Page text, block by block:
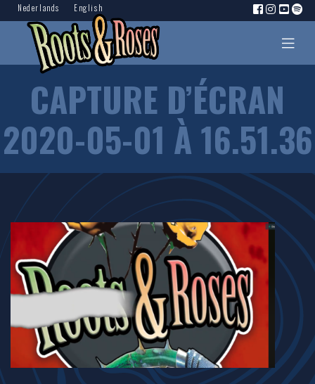
Nederlands English
CAPTURE D’ÉCRAN
2020-05-01 À 16.51.36